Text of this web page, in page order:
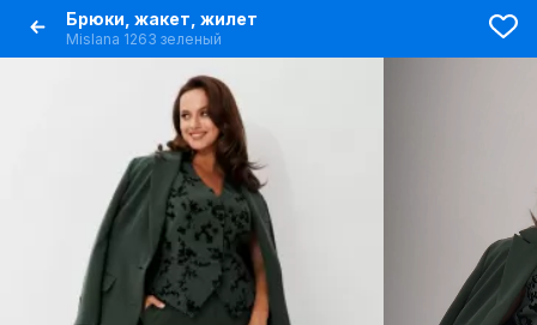
Брюки, жакет, жилет
Mislana 1263 зеленый